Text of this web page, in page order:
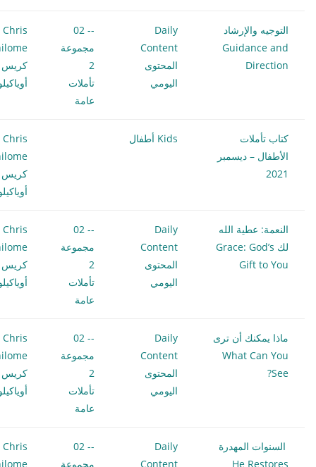
التوجيه والإرشاد
Guidance and
Direction
Daily
Content
المحتوى
اليومي
-- 02
مجموعة
2
تأملات
عامة
Chris
كريس
كتاب تأملات
الأطفال – ديسمبر
2021
Kids أطفال
Chris
كريس
النعمة: عطية الله
لك Grace: God’s
Gift to You
Daily
Content
المحتوى
اليومي
-- 02
مجموعة
2
تأملات
عامة
Chris
كريس
ماذا يمكنك أن ترى
What Can You
See?
Daily
Content
المحتوى
اليومي
-- 02
مجموعة
2
تأملات
عامة
Chris
كريس
السنوات المهدرة
He Restores
Daily
Content
-- 02
مجموعة
Chris